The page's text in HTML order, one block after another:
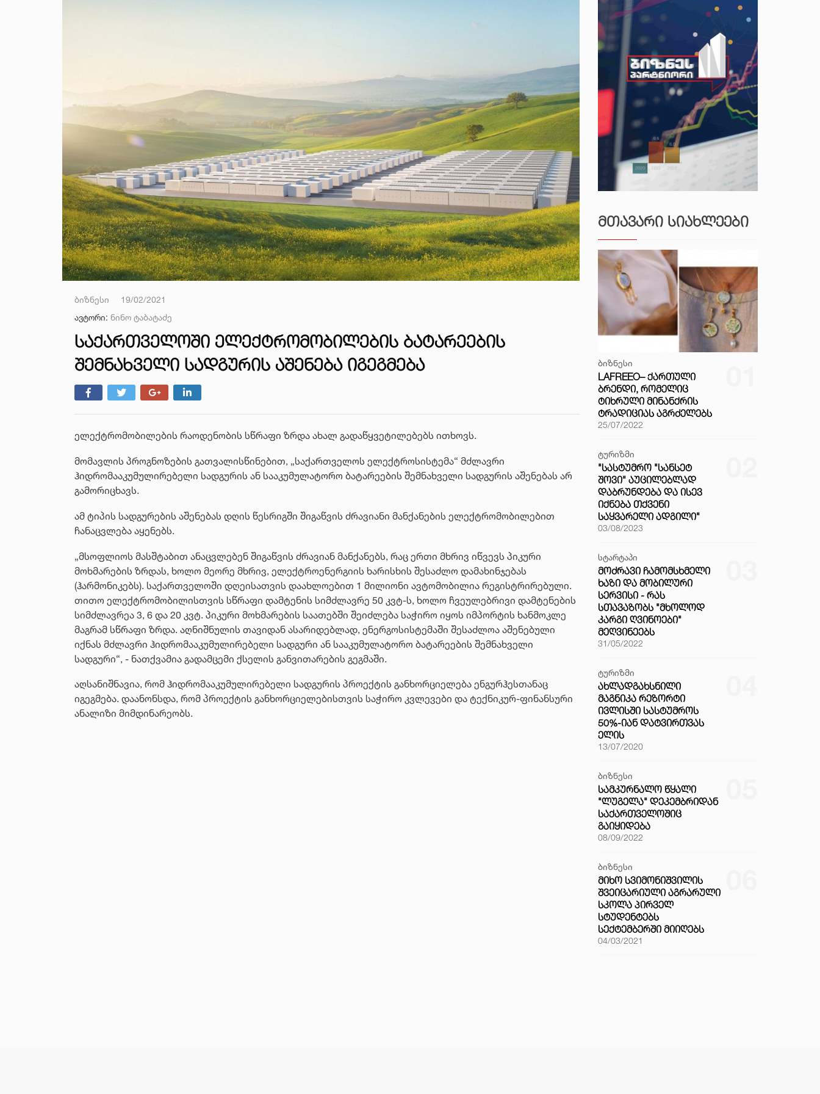
ბიზნესი
19/02/2021
ავტორი: ნინო ტაბატაძე
ᲡᲐᲥᲐᲠᲗᲕᲔᲚᲝᲨᲘ ᲔᲚᲔᲥᲢᲠᲝᲛᲝᲑᲘᲚᲔᲑᲘᲡ ᲑᲐᲢᲐᲠᲔᲔᲑᲘᲡ
ᲨᲔᲛᲜᲐᲮᲕᲔᲚᲘ ᲡᲐᲓᲒᲣᲠᲘᲡ ᲐᲨᲔᲜᲔᲑᲐ ᲘᲒᲔᲒᲛᲔᲑᲐ
ელექტრომობილების რაოდენობის სწრაფი ზრდა ახალ გადაწყვეტილებებს ითხოვს.
მომავლის პროგნოზების გათვალისწინებით, „საქართველოს ელექტროსისტემა“ მძლავრი
ჰიდრომააკუმულირებელი სადგურის ან სააკუმულატორო ბატარეების შემნახველი სადგურის აშენებას არ
გამორიცხავს.
ამ ტიპის სადგურების აშენებას დღის წესრიგში შიგაწვის ძრავიანი მანქანების ელექტრომობილებით
ჩანაცვლება აყენებს.
„მსოფლიოს მასშტაბით ანაცვლებენ შიგაწვის ძრავიან მანქანებს, რაც ერთი მხრივ იწვევს პიკური
მოხმარების ზრდას, ხოლო მეორე მხრივ, ელექტროენერგიის ხარისხის შესაძლო დამახინჯებას
(ჰარმონიკებს). საქართველოში დღეისათვის დაახლოებით 1 მილიონი ავტომობილია რეგისტრირებული.
თითო ელექტრომობილისთვის სწრაფი დამტენის სიმძლავრე 50 კვტ-ს, ხოლო ჩვეულებრივი დამტენების
სიმძლავრეა 3, 6 და 20 კვტ. პიკური მოხმარების საათებში შეიძლება საჭირო იყოს იმპორტის ხანმოკლე
მაგრამ სწრაფი ზრდა. აღნიშნულის თავიდან ასარიდებლად, ენერგოსისტემაში შესაძლოა აშენებული
იქნას მძლავრი ჰიდრომააკუმულირებელი სადგური ან სააკუმულატორო ბატარეების შემნახველი
სადგური“, - ნათქვამია გადამცემი ქსელის განვითარების გეგმაში.
აღსანიშნავია, რომ ჰიდრომააკუმულირებელი სადგურის პროექტის განხორციელება ენგურჰესთანაც
იგეგმება. დაანონსდა, რომ პროექტის განხორციელებისთვის საჭირო კვლევები და ტექნიკურ-ფინანსური
ანალიზი მიმდინარეობს.
ᲛᲗᲐᲕᲐᲠᲘ ᲡᲘᲐᲮᲚᲔᲔᲑᲘ
ბიზნესი
LAFREEO– ᲥᲐᲠᲗᲣᲚᲘ
ᲑᲠᲔᲜᲓᲘ, ᲠᲝᲛᲔᲚᲘᲪ
ᲢᲘᲮᲠᲣᲚᲘ ᲛᲘᲜᲐᲜᲥᲠᲘᲡ
ᲢᲠᲐᲓᲘᲪᲘᲐᲡ ᲐᲒᲠᲫᲔᲚᲔᲑᲡ
25/07/2022
ტურიზმი
"ᲡᲐᲡᲢᲣᲛᲠᲝ "ᲡᲐᲜᲡᲔᲢ
ᲨᲝᲕᲘ" ᲐᲣᲪᲘᲚᲔᲑᲚᲐᲓ
ᲓᲐᲑᲠᲣᲜᲓᲔᲑᲐ ᲓᲐ ᲘᲡᲔᲕ
ᲘᲥᲜᲔᲑᲐ ᲗᲥᲕᲔᲜᲘ
ᲡᲐᲧᲕᲐᲠᲔᲚᲘ ᲐᲓᲒᲘᲚᲘ"
03/08/2023
სტარტაპი
ᲛᲝᲫᲠᲐᲕᲘ ᲩᲐᲛᲝᲛᲡᲮᲛᲔᲚᲘ
ᲮᲐᲖᲘ ᲓᲐ ᲛᲝᲑᲘᲚᲣᲠᲘ
ᲡᲔᲠᲕᲘᲡᲘ - ᲠᲐᲡ
ᲡᲗᲐᲕᲐᲖᲝᲑᲡ "ᲛᲮᲝᲚᲝᲓ
ᲙᲐᲠᲒᲘ ᲦᲕᲘᲜᲝᲔᲑᲘ"
ᲛᲔᲦᲕᲘᲜᲔᲔᲑᲡ
31/05/2022
ტურიზმი
ᲐᲮᲚᲐᲓᲒᲐᲮᲡᲜᲘᲚᲘ
ᲛᲐᲒᲜᲘᲙᲐ ᲠᲔᲖᲝᲠᲢᲘ
ᲘᲕᲚᲘᲡᲨᲘ ᲡᲐᲡᲢᲣᲛᲠᲝᲡ
50%-ᲘᲐᲜ ᲓᲐᲢᲕᲘᲠᲗᲕᲐᲡ
ᲔᲚᲘᲡ
13/07/2020
ბიზნესი
ᲡᲐᲛᲙᲣᲠᲜᲐᲚᲝ ᲬᲧᲐᲚᲘ
"ᲚᲣᲒᲔᲚᲐ" ᲓᲔᲙᲔᲛᲑᲠᲘᲓᲐᲜ
ᲡᲐᲥᲐᲠᲗᲕᲔᲚᲝᲨᲘᲪ
ᲒᲐᲘᲧᲘᲓᲔᲑᲐ
08/09/2022
ბიზნესი
ᲛᲘᲮᲝ ᲡᲕᲘᲛᲝᲜᲘᲨᲕᲘᲚᲘᲡ
ᲨᲕᲔᲘᲪᲐᲠᲘᲣᲚᲘ ᲐᲒᲠᲐᲠᲣᲚᲘ
ᲡᲙᲝᲚᲐ ᲞᲘᲠᲕᲔᲚ
ᲡᲢᲣᲓᲔᲜᲢᲔᲑᲡ
ᲡᲔᲥᲢᲔᲛᲑᲔᲠᲨᲘ ᲛᲘᲘᲦᲔᲑᲡ
04/03/2021